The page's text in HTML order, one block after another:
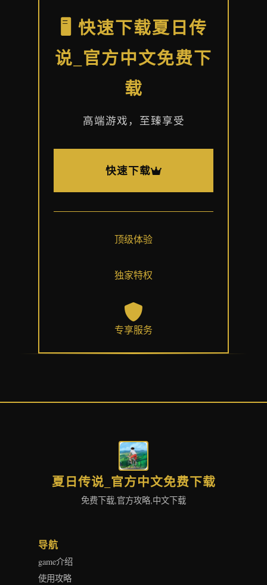
🖥️ 快速下载夏日传
说_官方中文免费下
载
高端游戏，至臻享受
快速下载
顶级体验
独家特权
专享服务
夏日传说_官方中文免费下载
免费下载,官方攻略,中文下载
导航
game介绍
使用攻略